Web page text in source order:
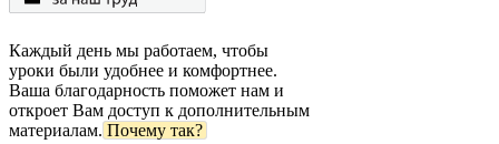
Каждый день мы работаем, чтобы
уроки были удобнее и комфортнее.
Ваша благодарность поможет нам и
откроет Вам доступ к дополнительным
материалам. Почему так?